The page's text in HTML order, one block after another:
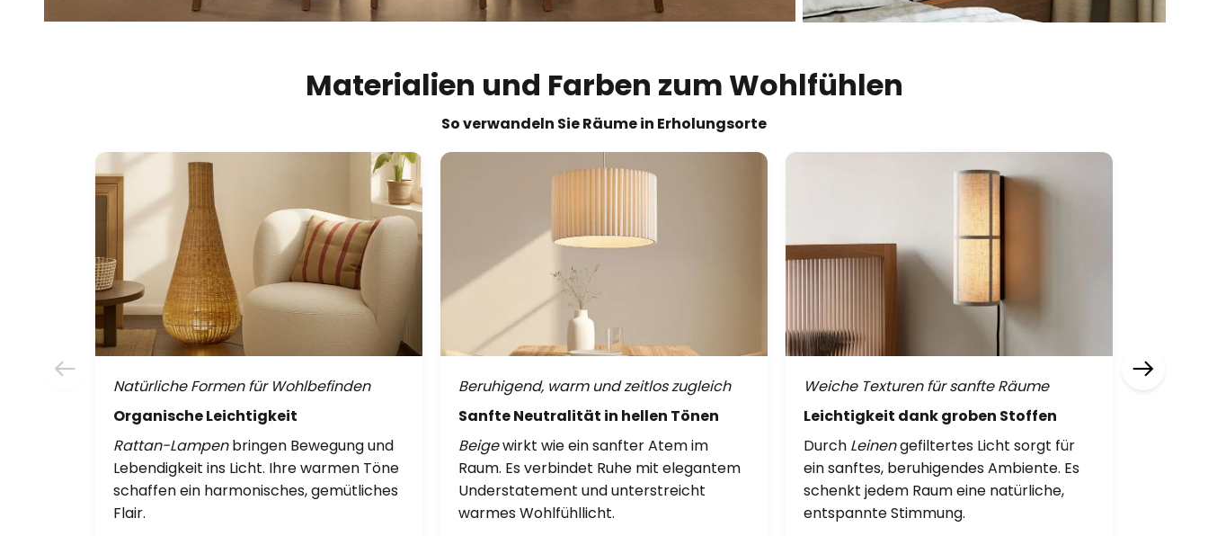
Materialien und Farben zum Wohlfühlen
So verwandeln Sie Räume in Erholungsorte
Natürliche Formen für Wohlbefinden
Organische Leichtigkeit
Rattan-Lampenbringen Bewegung und
Lebendigkeit ins Licht. Ihre warmen Töne
schaffen ein harmonisches, gemütliches
Flair.
Beruhigend, warm und zeitlos zugleich
Sanfte Neutralität in hellen Tönen
Beigewirkt wie ein sanfter Atem im
Raum. Es verbindet Ruhe mit elegantem
Understatement und unterstreicht
warmes Wohlfühllicht.
Weiche Texturen für sanfte Räume
Leichtigkeit dank groben Stoffen
Durch Leinengefiltertes Licht sorgt für
ein sanftes, beruhigendes Ambiente. Es
schenkt jedem Raum eine natürliche,
entspannte Stimmung.